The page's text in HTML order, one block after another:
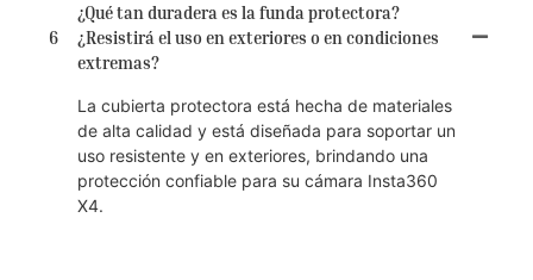
6
¿Qué tan duradera es la funda protectora?
¿Resistirá el uso en exteriores o en condiciones
extremas?
La cubierta protectora está hecha de materiales
de alta calidad y está diseñada para soportar un
uso resistente y en exteriores, brindando una
protección confiable para su cámara Insta360
X4.